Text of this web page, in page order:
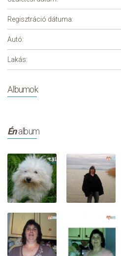
Regisztráció dátuma:
Autó:
Lakás:
Albumok
Énalbum